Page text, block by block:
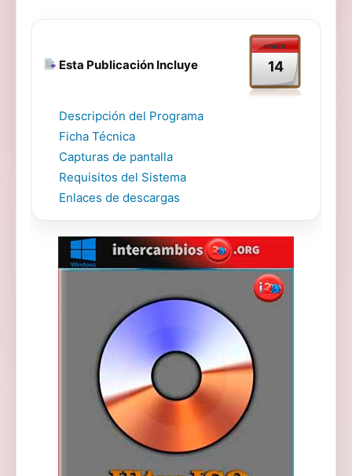
Esta Publicación Incluye
enero
14
Descripción del Programa
Ficha Técnica
Capturas de pantalla
Requisitos del Sistema
Enlaces de descargas